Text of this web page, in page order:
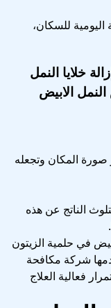
للسكان،
خلايا النمل
الابيض
المكان وتجعله
الناتج عن هذه
في حلمية الزيتون
شركة مكافحة
فعالية العلاج